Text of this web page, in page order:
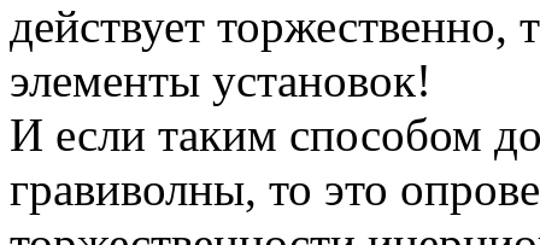
действует торжественно,
элементы установок!
И если таким способом
гравиволны, то это